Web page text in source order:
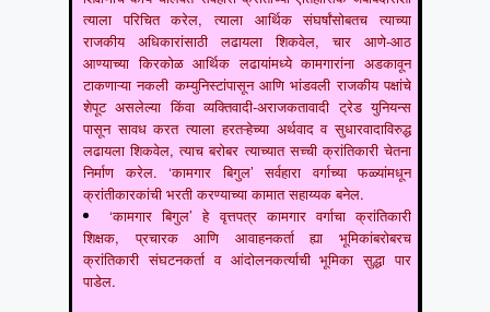
त्याला परिचित करेल, त्याला आर्थिक संघर्षांसोबतच त्याच्या
राजकीय अधिकारांसाठी लढायला शिकवेल, चार आणे-आठ
आण्याच्या किरकोळ आर्थिक लढायांमध्ये कामगारांना अडकावून
टाकणाऱ्या नकली कम्युनिस्टांपासून आणि भांडवली राजकीय पक्षांचे
शेपूट असलेल्या किंवा व्यक्तिवादी-अराजकतावादी ट्रेड युनियन्स
पासून सावध करत त्याला हरतऱ्हेच्या अर्थवाद व सुधारवादाविरुद्ध
लढायला शिकवेल, त्याच बरोबर त्याच्यात सच्ची क्रांतिकारी चेतना
निर्माण करेल. ‘कामगार बिगुल’ सर्वहारा वर्गाच्या फळ्यांमधून
क्रांतीकारकांची भरती करण्याच्या कामात सहाय्यक बनेल.
‘कामगार बिगुल’ हे वृत्तपत्र कामगार वर्गाचा क्रांतिकारी
शिक्षक, प्रचारक आणि आवाहनकर्ता ह्या भूमिकांबरोबरच
क्रांतिकारी संघटनकर्ता व आंदोलनकर्त्याची भूमिका सुद्धा पार
पाडेल.